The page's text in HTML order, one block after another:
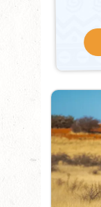
o
u
N
e
s
l
e
t
t
e
r